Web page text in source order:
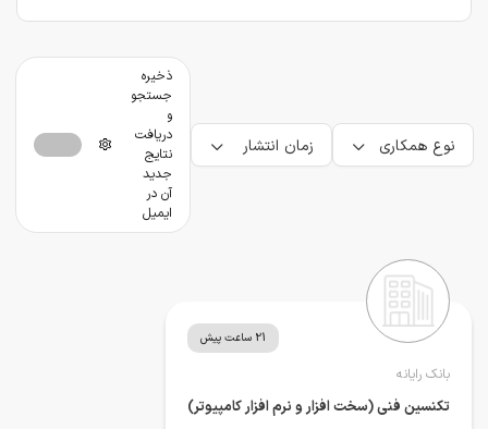
نوع همکاری زمان انتشار
ذخیره
جستجو
و
دریافت
نتایج
جدید
آن در
ایمیل
21 ساعت پیش
بانک رایانه
تکنسین فنی (سخت افزار و نرم افزار کامپیوتر)